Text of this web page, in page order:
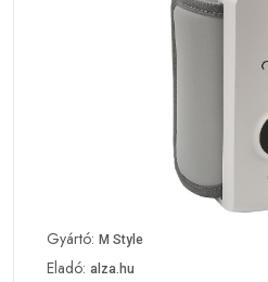
Gyártó: M Style
Eladó: alza.hu